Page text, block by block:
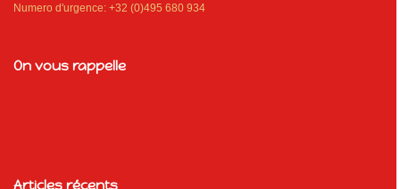
Numero d'urgence: +32 (0)495 680 934
On vous rappelle
Articles récents